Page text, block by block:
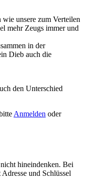
unsere zum Verteilen
mehr Zeugs immer und
in der
Dieb auch die
den Unterschied
Anmelden oder
hineindenken. Bei
und Schlüssel